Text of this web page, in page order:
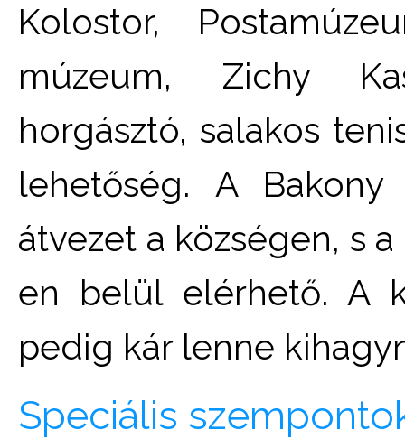
Kolostor,
múzeum, Zichy
horgásztó, salakos
lehetőség. A
átvezet a községen, s
en belül elérhető. A
pedig kár lenne
Speciális